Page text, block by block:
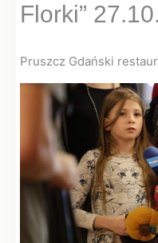
Florki”
Pruszcz Gdański